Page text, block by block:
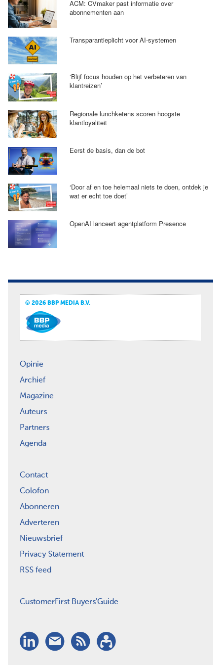
ACM: CVmaker past informatie over
abonnementen aan
Transparantieplicht voor AI-systemen
‘Blijf focus houden op het verbeteren van
klantreizen’
Regionale lunchketens scoren hoogste
klantloyaliteit
Eerst de basis, dan de bot
‘Door af en toe helemaal niets te doen, ontdek je
wat er echt toe doet’
OpenAI lanceert agentplatform Presence
© 2026 BBP MEDIA B.V.
Opinie
Archief
Magazine
Auteurs
Partners
Agenda
Contact
Colofon
Abonneren
Adverteren
Nieuwsbrief
Privacy Statement
RSS feed
CustomerFirst Buyers'Guide
LinkedIn
Nieuwsbrief
RSSAbonneren